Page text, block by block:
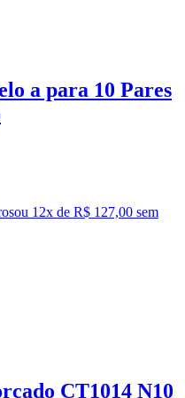
a para 10 Pares
ou 12x de R$ 127,00 sem
CT1014 N10